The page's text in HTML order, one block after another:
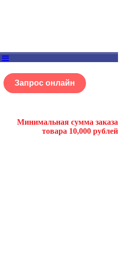
Запрос онлайн
Минимальная сумма заказа
товара 10,000 рублей